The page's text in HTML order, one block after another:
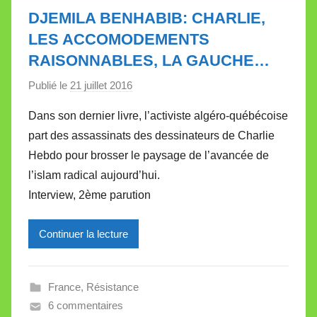
t
t
e
DJEMILA BENHABIB: CHARLIE,
LES ACCOMODEMENTS
RAISONNABLES, LA GAUCHE…
Publié le 21 juillet 2016
r
M
i
r
e
l
V
Dans son dernier livre, l’activiste algéro-québécoise
part des assassinats des dessinateurs de Charlie
Hebdo pour brosser le paysage de l’avancée de
l’islam radical aujourd’hui.
Interview, 2ème parution
Continuer la lecture
France, Résistance
6 commentaires